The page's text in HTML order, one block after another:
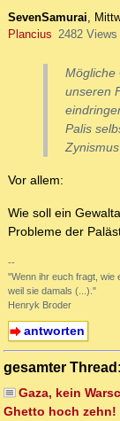
SevenSamurai,
Plancius 2482 Views
Mögliche
unseren
Palis
Vor allem:
Wie soll ein
Probleme der
--
"Wenn ihr euch fragt, wie
weil sie damals (...)."
Henryk Broder
antworten
gesamter Thread:
Gaza, kein
Ghetto hoch zehn!